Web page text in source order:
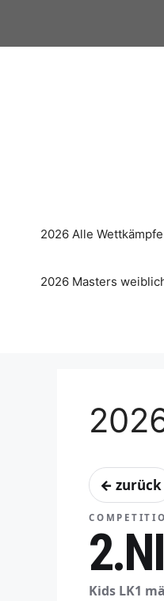
springen
2026 Alle Wettkämpfe
2026 Masters
← zurück
Kids LK1